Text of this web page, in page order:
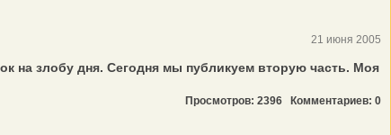
21 июня 2005
на злобу дня. Сегодня мы публикуем вторую часть. Моя
Просмотров: 2396 Комментариев: 0